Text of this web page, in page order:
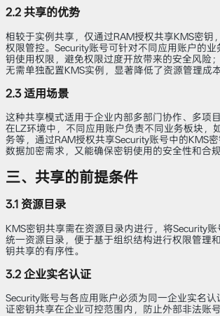
2.2 共享的优势
相较于实例共享，仅通过RAM授权共享KMS密钥
权限管控。Security账号可针对不同应用账户的
钥使用权限，避免权限过度开放带来的安全风险
无需单独配置KMS实例，显著降低了资源管理成
2.3 适用场景
这种共享模式适用于企业内部多部门协作、多项
在LZ环境中，不同应用账户负责不同业务板块，
务等，通过RAM授权共享Security账号中的KMS
数据加密需求，又能确保密钥使用的安全性和合规
三、共享的前提条件
3.1 资源目录
KMS密钥共享需在资源目录内进行，将Security
统一资源目录，便于基于组织结构进行权限管理
钥共享的有序性。
3.2 企业实名认证
Security账号与各应用账户必须为同一企业实名
证密钥共享在企业可控范围内，防止外部非法账